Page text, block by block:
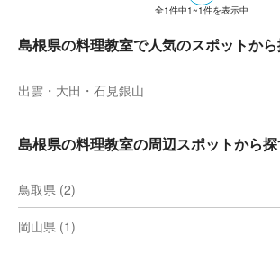
全1件中1~1件を表示中
島根県の料理教室で人気のスポットか
出雲・大田・石見銀山
島根県の料理教室の周辺スポットから
鳥取県 (2)
岡山県 (1)